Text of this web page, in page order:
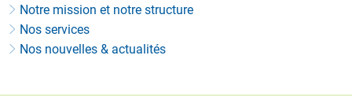
Notre mission et notre structure
Nos services
Nos nouvelles & actualités